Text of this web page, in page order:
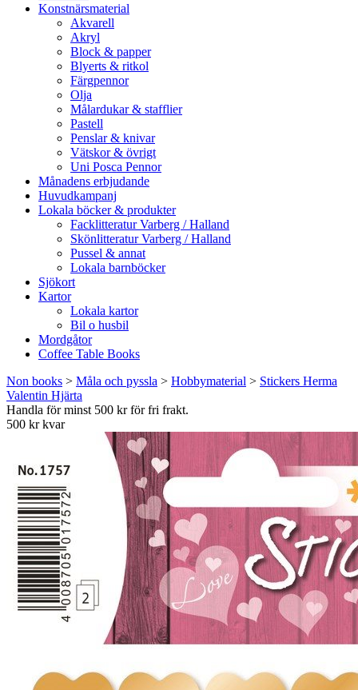
Konstnärsmaterial
Akvarell
Akryl
Block & papper
Blyerts & ritkol
Färgpennor
Olja
Målardukar & stafflier
Pastell
Penslar & knivar
Vätskor & övrigt
Uni Posca Pennor
Månadens erbjudande
Huvudkampanj
Lokala böcker & produkter
Facklitteratur Varberg / Halland
Skönlitteratur Varberg / Halland
Pussel & annat
Lokala barnböcker
Sjökort
Kartor
Lokala kartor
Bil o husbil
Mordgåtor
Coffee Table Books
Non books > Måla och pyssla > Hobbymaterial > Stickers Herma
Valentin Hjärta
Handla för minst 500 kr för fri frakt.
500 kr kvar